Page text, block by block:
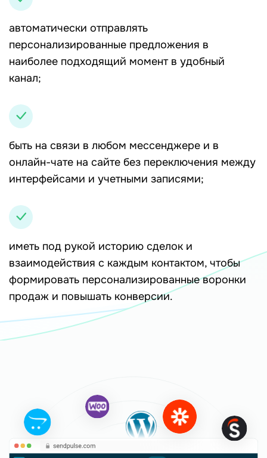
автоматически отправлять
персонализированные предложения в
наиболее подходящий момент в удобный
канал;
быть на связи в любом мессенджере и в
онлайн-чате на сайте без переключения между
интерфейсами и учетными записями;
иметь под рукой историю сделок и
взаимодействия с каждым контактом, чтобы
формировать персонализированные воронки
продаж и повышать конверсии.